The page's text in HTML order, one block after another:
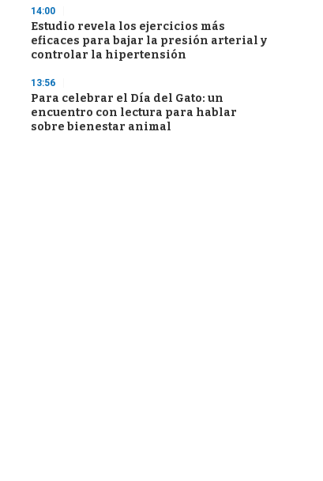
14:00
Estudio revela los ejercicios más
eficaces para bajar la presión arterial y
controlar la hipertensión
13:56
Para celebrar el Día del Gato: un
encuentro con lectura para hablar
sobre bienestar animal